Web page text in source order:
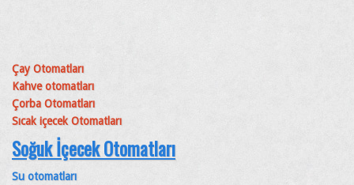
Çay Otomatları
Kahve otomatları
Çorba Otomatları
Sıcak içecek Otomatları
Soğuk İçecek Otomatları
Su otomatları